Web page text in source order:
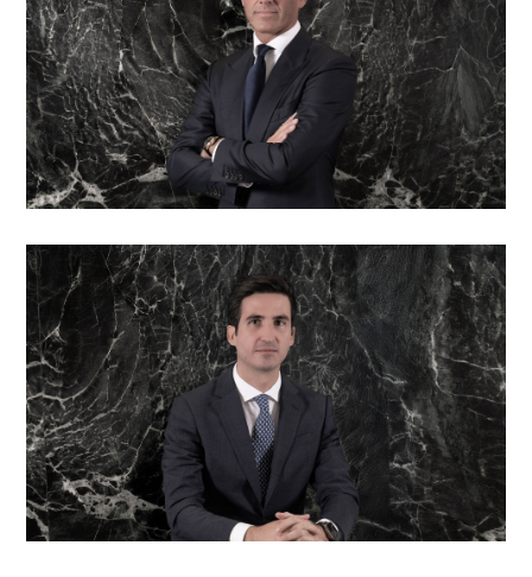
Alessandro Bialetti
Responsabile ufficio di Monaco - Consulente agli
investimenti
Alberto Blengini
Analista degli investimenti